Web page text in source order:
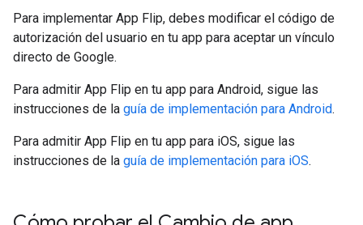
Para implementar App Flip, debes modificar el código de
autorización del usuario en tu app para aceptar un vínculo
directo de Google.
Para admitir App Flip en tu app para Android, sigue las
instrucciones de la guía de implementación para Android.
Para admitir App Flip en tu app para iOS, sigue las
instrucciones de la guía de implementación para iOS.